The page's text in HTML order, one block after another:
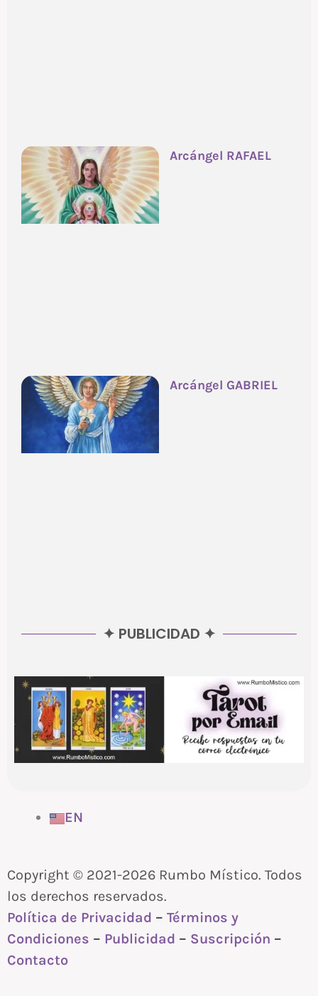
Arcángel RAFAEL
Arcángel GABRIEL
✦ PUBLICIDAD ✦
EN
Copyright © 2021-2026 Rumbo Místico. Todos
los derechos reservados.
Política de Privacidad – Términos y
Condiciones – Publicidad – Suscripción –
Contacto